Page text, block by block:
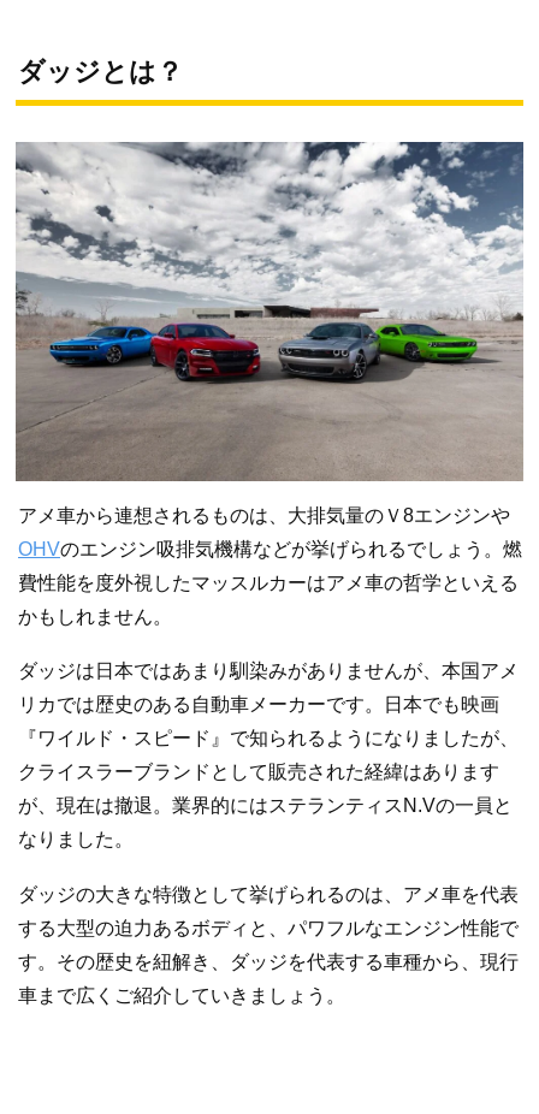
ダッジとは？
アメ車から連想されるものは、大排気量のＶ8エンジンや
OHVのエンジン吸排気機構などが挙げられるでしょう。燃
費性能を度外視したマッスルカーはアメ車の哲学といえる
かもしれません。
ダッジは日本ではあまり馴染みがありませんが、本国アメ
リカでは歴史のある自動車メーカーです。日本でも映画
『ワイルド・スピード』で知られるようになりましたが、
クライスラーブランドとして販売された経緯はあります
が、現在は撤退。業界的にはステランティスN.Vの一員と
なりました。
ダッジの大きな特徴として挙げられるのは、アメ車を代表
する大型の迫力あるボディと、パワフルなエンジン性能で
す。その歴史を紐解き、ダッジを代表する車種から、現行
車まで広くご紹介していきましょう。